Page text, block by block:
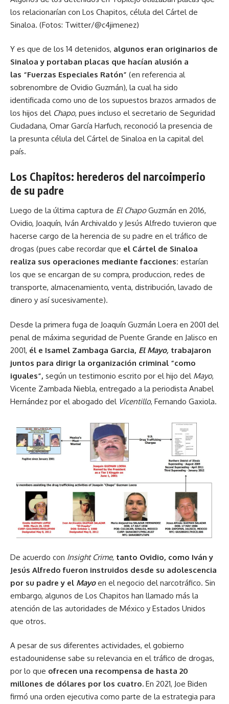
los relacionarían con Los Chapitos, célula del Cártel de
Sinaloa. (Fotos: Twitter/@c4jimenez)
Y es que de los 14 detenidos, algunos eran originarios de
Sinaloa y portaban placas que hacían alusión a
las “Fuerzas Especiales Ratón” (en referencia al
sobrenombre de Ovidio Guzmán), la cual ha sido
identificada como uno de los supuestos brazos armados de
los hijos del Chapo, pues incluso el secretario de Seguridad
Ciudadana, Omar García Harfuch, reconoció la presencia de
la presunta célula del Cártel de Sinaloa en la capital del
país.
Los Chapitos: herederos del narcoimperio
de su padre
Luego de la última captura de El ChapoGuzmán en 2016,
Ovidio, Joaquín, Iván Archivaldo y Jesús Alfredo tuvieron que
hacerse cargo de la herencia de su padre en el tráfico de
drogas (pues cabe recordar que el Cártel de Sinaloa
realiza sus operaciones mediante facciones: estarían
los que se encargan de su compra, produccion, redes de
transporte, almacenamiento, venta, distribución, lavado de
dinero y así sucesivamente).
Desde la primera fuga de Joaquín Guzmán Loera en 2001 del
penal de máxima seguridad de Puente Grande en Jalisco en
2001, él e Isamel Zambaga Garcia, El Mayo, trabajaron
juntos para dirigr la organización criminal “como
iguales”, según un testimonio escrito por el hijo del Mayo,
Vicente Zambada Niebla, entregado a la periodista Anabel
Hernández por el abogado del Vicentillo, Fernando Gaxiola.
De acuerdo con Insight Crime, tanto Ovidio, como Iván y
Jesús Alfredo fueron instruidos desde su adolescencia
por su padre y el Mayoen el negocio del narcotráfico. Sin
embargo, algunos de Los Chapitos han llamado más la
atención de las autoridades de México y Estados Unidos
que otros.
A pesar de sus diferentes actividades, el gobierno
estadounidense sabe su relevancia en el tráfico de drogas,
por lo que ofrecen una recompensa de hasta 20
millones de dólares por los cuatro. En 2021, Joe Biden
firmó una orden ejecutiva como parte de la estrategia para